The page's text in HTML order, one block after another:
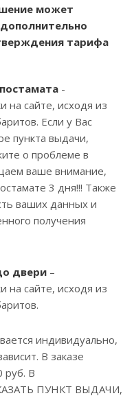
может
тарифа
-
на сайте, исходя из
Если у Вас
пункта выдачи,
о проблеме в
ваше внимание,
3 дня!!! Также
ваших данных и
получения
двери –
на сайте, исходя из
индивидуально,
В заказе
руб. В
ПУНКТ ВЫДАЧИ,